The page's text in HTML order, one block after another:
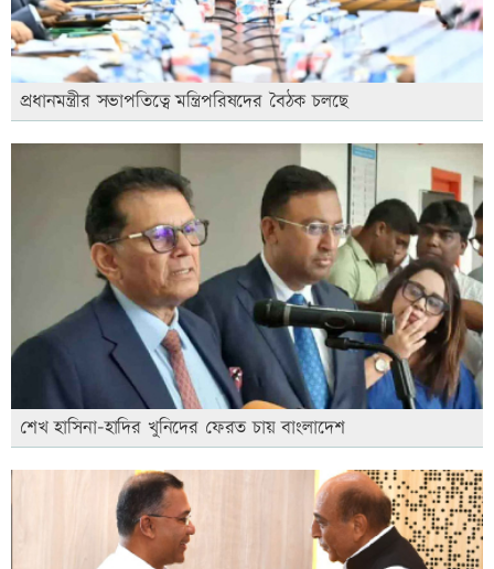
প্রধানমন্ত্রীর সভাপতিত্বে মন্ত্রিপরিষদের বৈঠক চলছে
শেখ হাসিনা-হাদির খুনিদের ফেরত চায় বাংলাদেশ